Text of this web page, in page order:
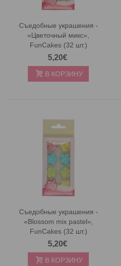
Съедобные украшения -
«Цветочный микс»,
FunCakes (32 шт.)
5,20€
В КОРЗИНУ
Съедобные украшения -
«Blossom mix pastel»,
FunCakes (32 шт.)
5,20€
В КОРЗИНУ